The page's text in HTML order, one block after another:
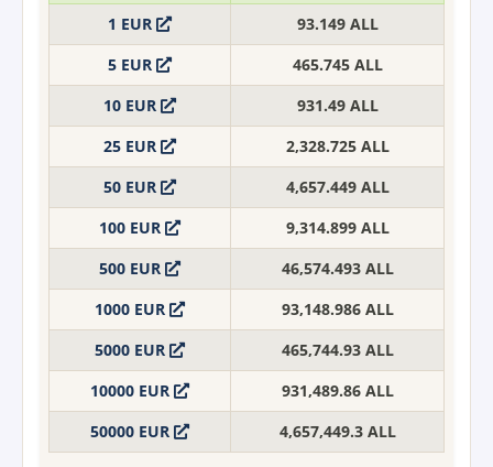
1 EUR
93.149 ALL
5 EUR
465.745 ALL
10 EUR
931.49 ALL
25 EUR
2,328.725 ALL
50 EUR
4,657.449 ALL
100 EUR
9,314.899 ALL
500 EUR
46,574.493 ALL
1000 EUR
93,148.986 ALL
5000 EUR
465,744.93 ALL
10000 EUR
931,489.86 ALL
50000 EUR
4,657,449.3 ALL